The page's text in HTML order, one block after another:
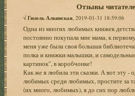
Отзывы
√Гюзель Алкинская , 2019-01-31 18:59:06
Одна из многих любимых книжек
постоянно покупала мне мама, к
меня уже была своя большая
полка и книжки-малышки, и
картинок", в коробчонке!
Как же я любила эти сказки. А вот эту -
любимых среди любимых, простите за
(их много, любимых), я до сих пор